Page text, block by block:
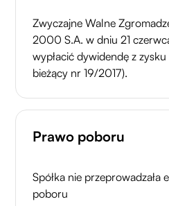
Zwyczajne Walne
2000 S.A. w dniu 21
wypłacić dywidendę z
bieżący nr 19/2017).
Prawo poboru
Spółka nie przeprowadzała
poboru